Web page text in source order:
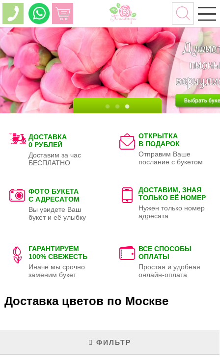
ДОСТАВКА
0 РУБЛЕЙ
Доставим за час
БЕСПЛАТНО
ОТКРЫТКА
В ПОДАРОК
Отправим Ваше
послание с букетом
ФОТО БУКЕТА
С АДРЕСАТОМ
Вы увидете Ваш
букет и её улыбку
ДОСТАВИМ, ЗНАЯ
ТОЛЬКО ЕЁ НОМЕР
Нужен только номер
адресата
ГАРАНТИРУЕМ
100% СВЕЖЕСТЬ
Иначе мы срочно
заменим букет
ВСЕ СПОСОБЫ
ОПЛАТЫ
Простая и удобная
онлайн-оплата
Доставка цветов по Москве
ФИЛЬТР